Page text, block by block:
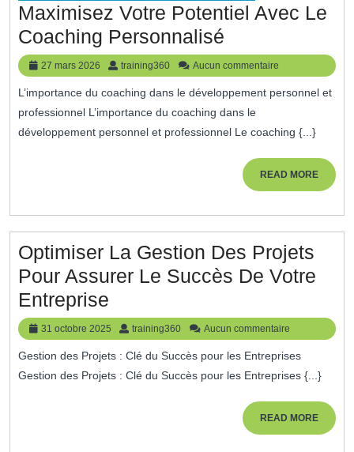
Maximisez Votre Potentiel Avec Le
Coaching Personnalisé
Votre
Potentiel
Avec
Le
Coaching
Personnalisé
27 mars 2026
27
mars
2026
training360 training360
Aucun commentaire
L’importance du coaching dans le développement personnel et
professionnel L’importance du coaching dans le
développement personnel et professionnel Le coaching {...}
READ MOREREAD
MORE
Optimiser La Gestion Des Projets
Pour Assurer Le Succès De Votre
Entreprise
La
Gestion
Des
31 octobre 2025
31
octobre
2025
training360 training360
Aucun commentaire
Gestion des Projets : Clé du Succès pour les Entreprises
Gestion des Projets : Clé du Succès pour les Entreprises {...}
READ MOREREAD
MORE